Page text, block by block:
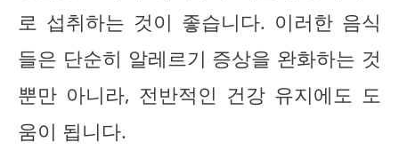
로 섭취하는 것이 좋습니다. 이러한 음식
들은 단순히 알레르기 증상을 완화하는 것
뿐만 아니라, 전반적인 건강 유지에도 도
움이 됩니다.